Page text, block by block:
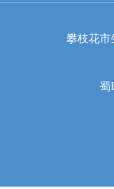
攀枝花
蜀